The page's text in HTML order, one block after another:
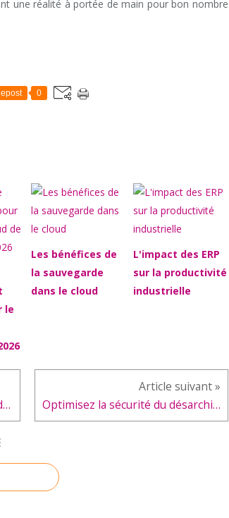
une réalité à portée de main pour bon nombre
0
le
Les bénéfices de
la sauvegarde
dans le cloud
L'impact des ERP
sur la productivité
industrielle
La sécurité sur les plateformes de jeux d'argent en ligne Optimisez la sécurité du désarchivage numérique